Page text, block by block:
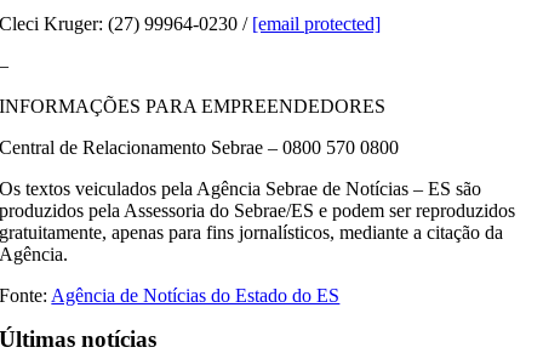
Cleci Kruger: (27) 99964-0230 / [email protected]
–
INFORMAÇÕES PARA EMPREENDEDORES
Central de Relacionamento Sebrae – 0800 570 0800
Os textos veiculados pela Agência Sebrae de Notícias – ES são
produzidos pela Assessoria do Sebrae/ES e podem ser reproduzidos
gratuitamente, apenas para fins jornalísticos, mediante a citação da
Agência.
Fonte: Agência de Notícias do Estado do ES
Últimas notícias